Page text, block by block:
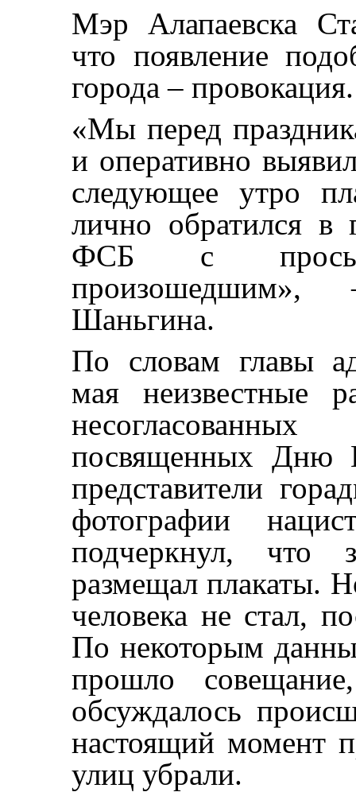
Мэр Алапаевска
что появление
города – провокация.
«Мы перед
и оперативно
следующее утро
лично обратился в
ФСБ с
Шаньгина.
По словам главы
мая неизвестные
посвященных Дню
представители
фотографии
подчеркнул, что
размещал плакаты.
человека не стал,
По некоторым
прошло
обсуждалось
настоящий момент
улиц убрали.